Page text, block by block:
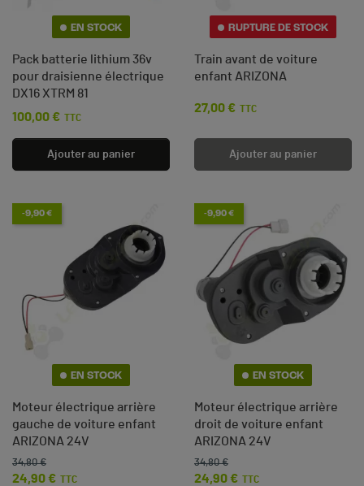
EN STOCK
Pack batterie lithium 36v
pour draisienne électrique
DX16 XTRM 81
Prix
100,00 € TTC
Ajouter au panier
RUPTURE DE STOCK
Train avant de voiture
enfant ARIZONA
Prix
27,00 € TTC
Ajouter au panier
-9,90 €
EN STOCK
Moteur électrique arrière
gauche de voiture enfant
ARIZONA 24V
Prix de base
34,80 €
Prix
24,90 € TTC
-9,90 €
EN STOCK
Moteur électrique arrière
droit de voiture enfant
ARIZONA 24V
Prix de base
34,80 €
Prix
24,90 € TTC